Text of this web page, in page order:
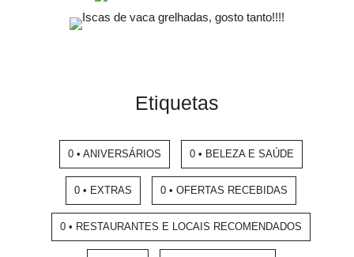
Etiquetas
0 • ANIVERSÁRIOS 0 • BELEZA E SAÚDE
0 • EXTRAS 0 • OFERTAS RECEBIDAS
0 • RESTAURANTES E LOCAIS RECOMENDADOS